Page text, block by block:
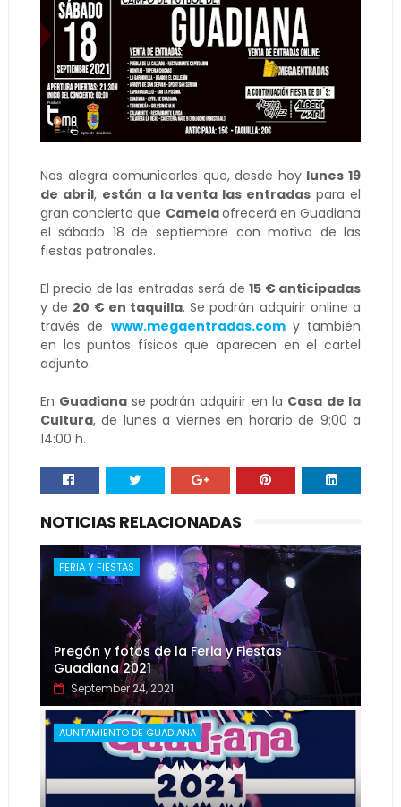
Nos alegra comunicarles que, desde hoy lunes 19
de abril, están a la venta las entradas para el
gran concierto que Camelaofrecerá en Guadiana
el sábado 18 de septiembre con motivo de las
fiestas patronales.
El precio de las entradas será de15 € anticipadas
y de 20 € en taquilla. Se podrán adquirir online a
través de www.megaentradas.comy también
en los puntos físicos que aparecen en el cartel
adjunto.
En Guadiana se podrán adquirir en la Casa de la
Cultura, de lunes a viernes en horario de 9:00 a
14:00 h.
NOTICIAS RELACIONADAS
FERIA Y FIESTAS
Pregón y fotos de la Feria y Fiestas
Guadiana 2021
September 24, 2021
AUNTAMIENTO DE GUADIANA